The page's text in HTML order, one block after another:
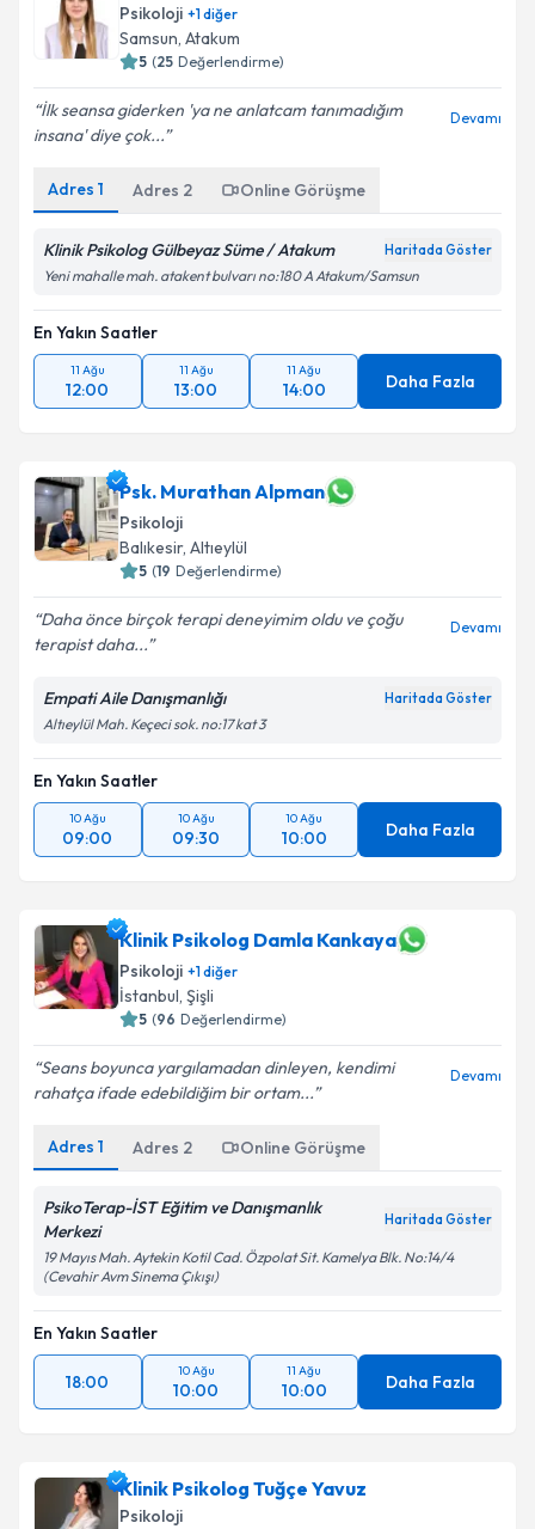
Psikoloji +1diğer
Samsun, Atakum
5 (25 Değerlendirme)
İlk seansa giderken 'ya ne anlatcam tanımadığım
insana' diye çok...
Devamı
Adres 1 Adres 2 Online Görüşme
Klinik Psikolog Gülbeyaz Süme / Atakum Haritada Göster
Yeni mahalle mah. atakent bulvarı no:180 A Atakum/Samsun
En Yakın Saatler
11 Ağu
12:00
11 Ağu
13:00
11 Ağu
14:00 Daha Fazla
Psk. Murathan Alpman
Psikoloji
Balıkesir, Altıeylül
5 (19 Değerlendirme)
Daha önce birçok terapi deneyimim oldu ve çoğu
terapist daha...
Devamı
Empati Aile Danışmanlığı Haritada Göster
Altıeylül Mah. Keçeci sok. no:17 kat 3
En Yakın Saatler
10 Ağu
09:00
10 Ağu
09:30
10 Ağu
10:00 Daha Fazla
Klinik Psikolog Damla Kankaya
Psikoloji +1diğer
İstanbul, Şişli
5 (96 Değerlendirme)
Seans boyunca yargılamadan dinleyen, kendimi
rahatça ifade edebildiğim bir ortam...
Devamı
Adres 1 Adres 2 Online Görüşme
PsikoTerap-İST Eğitim ve Danışmanlık
Merkezi
Haritada Göster
19 Mayıs Mah. Aytekin Kotil Cad. Özpolat Sit. Kamelya Blk. No:14/4
(Cevahir Avm Sinema Çıkışı)
En Yakın Saatler
18:00
10 Ağu
10:00
11 Ağu
10:00 Daha Fazla
Klinik Psikolog Tuğçe Yavuz
Psikoloji